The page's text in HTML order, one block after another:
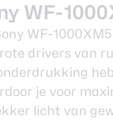
WF-
WF-
drivers van
je voor
licht van